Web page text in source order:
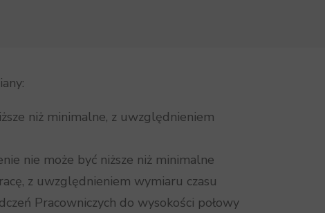
niż minimalne, z uwzględnieniem
nie może być niższe niż minimalne
z uwzględnieniem wymiaru czasu
Pracowniczych do wysokości połowy